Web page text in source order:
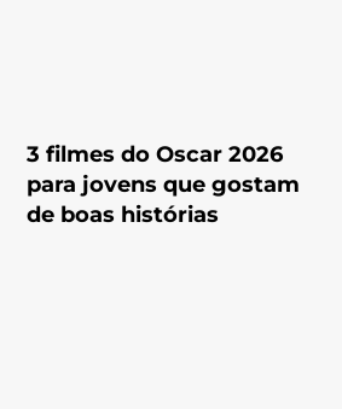
3 filmes do Oscar 2026
para jovens que gostam
de boas histórias